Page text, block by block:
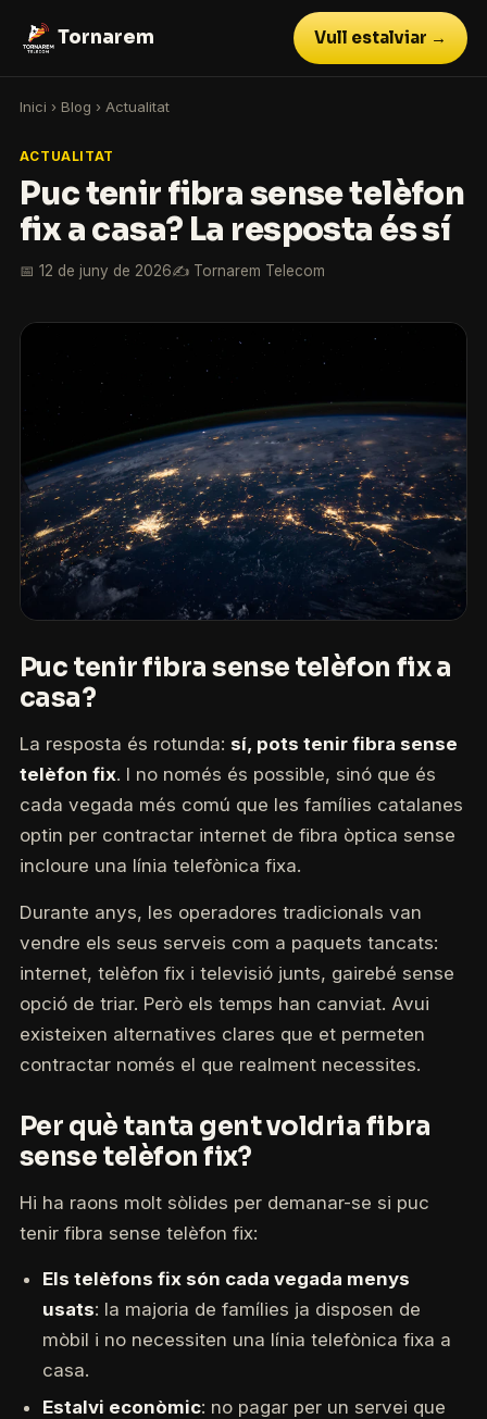
Tornarem Vull estalviar →
Inici › Blog › Actualitat
ACTUALITAT
Puc tenir fibra sense telèfon
fix a casa? La resposta és sí
📅 12 de juny de 2026✍️ Tornarem Telecom
Puc tenir fibra sense telèfon fix a
casa?
La resposta és rotunda: sí, pots tenir fibra sense
telèfon fix. I no només és possible, sinó que és
cada vegada més comú que les famílies catalanes
optin per contractar internet de fibra òptica sense
incloure una línia telefònica fixa.
Durante anys, les operadores tradicionals van
vendre els seus serveis com a paquets tancats:
internet, telèfon fix i televisió junts, gairebé sense
opció de triar. Però els temps han canviat. Avui
existeixen alternatives clares que et permeten
contractar només el que realment necessites.
Per què tanta gent voldria fibra
sense telèfon fix?
Hi ha raons molt sòlides per demanar-se si puc
tenir fibra sense telèfon fix:
Els telèfons fix són cada vegada menys
usats: la majoria de famílies ja disposen de
mòbil i no necessiten una línia telefònica fixa a
casa.
Estalvi econòmic: no pagar per un servei que